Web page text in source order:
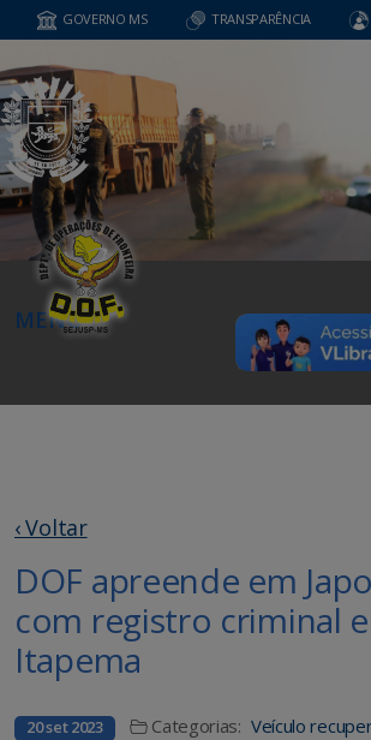
GOVERNO MS TRANSPARÊNCIA
MENU
‹ Voltar
DOF apreende em
com registro criminal
Itapema
20 set 2023 Categorias: Veículo